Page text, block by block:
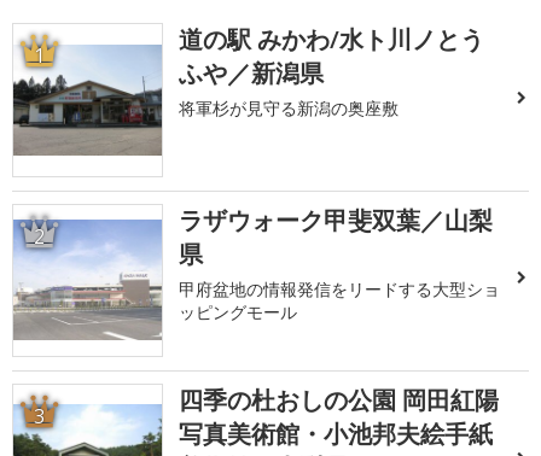
1
道の駅 みかわ/水ト川ノとう
ふや／新潟県
将軍杉が見守る新潟の奥座敷
2
ラザウォーク甲斐双葉／山梨
県
甲府盆地の情報発信をリードする大型ショ
ッピングモール
3
四季の杜おしの公園 岡田紅陽
写真美術館・小池邦夫絵手紙